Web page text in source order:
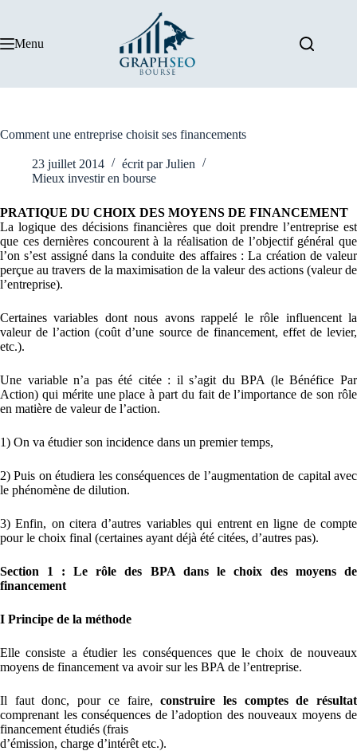
Menu
Comment une entreprise choisit ses financements
23 juillet 2014 écrit par Julien
Mieux investir en bourse
PRATIQUE DU CHOIX DES MOYENS DE FINANCEMENT
La logique des décisions financières que doit prendre l’entreprise est
que ces dernières concourent à la réalisation de l’objectif général que
l’on s’est assigné dans la conduite des affaires : La création de valeur
perçue au travers de la maximisation de la valeur des actions (valeur de
l’entreprise).
Certaines variables dont nous avons rappelé le rôle influencent la
valeur de l’action (coût d’une source de financement, effet de levier,
etc.).
Une variable n’a pas été citée : il s’agit du BPA (le Bénéfice Par
Action) qui mérite une place à part du fait de l’importance de son rôle
en matière de valeur de l’action.
1) On va étudier son incidence dans un premier temps,
2) Puis on étudiera les conséquences de l’augmentation de capital avec
le phénomène de dilution.
3) Enfin, on citera d’autres variables qui entrent en ligne de compte
pour le choix final (certaines ayant déjà été citées, d’autres pas).
Section 1 : Le rôle des BPA dans le choix des moyens de
financement
I Principe de la méthode
Elle consiste a étudier les conséquences que le choix de nouveaux
moyens de financement va avoir sur les BPA de l’entreprise.
Il faut donc, pour ce faire,construire les comptes de résultat
comprenant les conséquences de l’adoption des nouveaux moyens de
financement étudiés (frais
d’émission, charge d’intérêt etc.).